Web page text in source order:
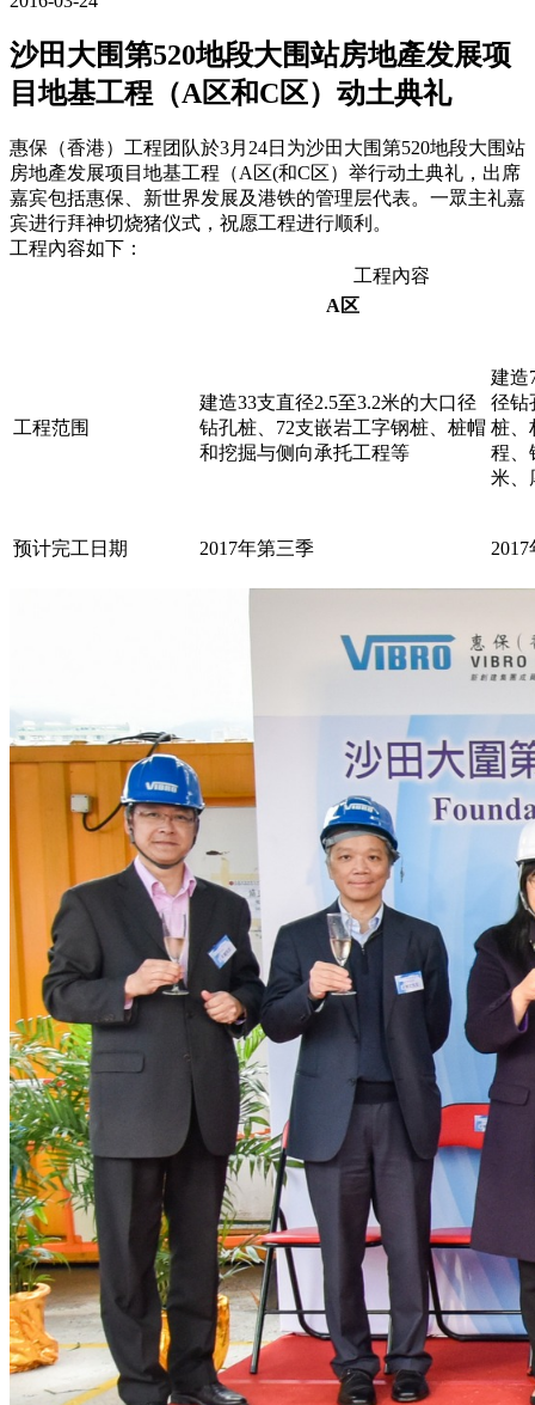
沙田大围第520地段大围站房地產发展项
目地基工程（A区和C区）动土典礼
惠保（香港）工程团队於3月24日为沙田大围第520地段大围站
房地產发展项目地基工程（A区(和C区）举行动土典礼，出席
嘉宾包括惠保、新世界发展及港铁的管理层代表。一眾主礼嘉
宾进行拜神切烧猪仪式，祝愿工程进行顺利。
工程內容如下：
工程內容
A区
工程范围
建造33支直径2.5至3.2米的大口径
钻孔桩、72支嵌岩工字钢桩、桩帽
和挖掘与侧向承托工程等
建造
径钻
桩、
程、
米、
预计完工日期 2017年第三季